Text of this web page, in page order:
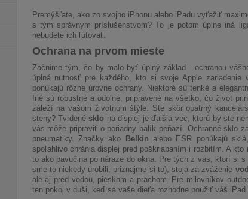
Premýšľate, ako zo svojho iPhonu alebo iPadu vyťažiť
s tým správnym príslušenstvom? To je potom úplne iná
nebudete ich ľutovať.
Ochrana na prvom mieste
Začnime tým, čo by malo byť úplný základ - ochranou
úplná nutnosť pre každého, kto si svoje Apple zariadenie
ponúkajú rôzne úrovne ochrany. Niektoré sú tenké a
Iné sú robustné a odolné, pripravené na všetko, čo život
záleží na vašom životnom štýle. Ste skôr opatrný
steny? Tvrdené sklo na displej je ďalšia vec, ktorú by ste
vás môže pripraviť o poriadny balík peňazí. Ochranné sklo
pneumatiky. Značky ako
Belkin alebo ESR ponúkajú
spoľahlivo chránia displej pred poškriabaním i rozbitím. A
to ako pavučina po náraze do okna. Pre tých z vás, ktorí si
sme to niekedy urobili, priznajme si to), stoja za zváženie
ale aj pred vodou, pieskom a prachom. Pre milovníkov
ten pokoj v duši, keď sa vaše dieťa rozhodne použiť váš